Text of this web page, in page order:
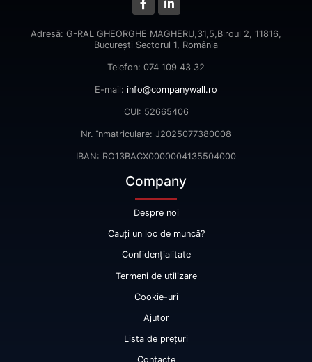
Adresă: G-RAL GHEORGHE MAGHERU,31,5,Biroul 2, 11816,
Bucureşti Sectorul 1, România
Telefon: 074 109 43 32
E-mail: info@companywall.ro
CUI: 52665406
Nr. înmatriculare: J2025077380008
IBAN: RO13BACX0000004135504000
Company
Despre noi
Cauți un loc de muncă?
Confidențialitate
Termeni de utilizare
Cookie-uri
Ajutor
Lista de prețuri
Contacte